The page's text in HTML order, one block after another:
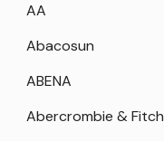
AA
Abacosun
ABENA
Abercrombie & Fitch